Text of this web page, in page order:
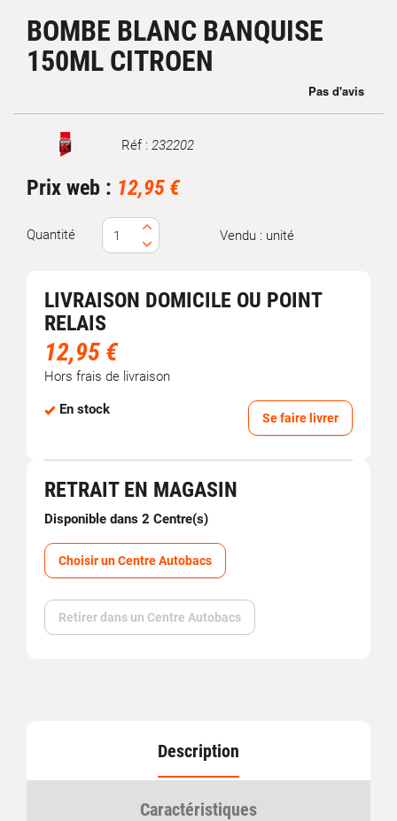
BOMBE BLANC BANQUISE
150ML CITROEN
Marque Réf : 232202
Prix web : 12,95 €
Quantité Vendu : unité
LIVRAISON DOMICILE OU POINT
RELAIS
12,95 €
Hors frais de livraison
En stock
Se faire livrer
RETRAIT EN MAGASIN
Disponible dans 2 Centre(s)
Choisir un Centre Autobacs
Retirer dans un Centre Autobacs
Description
Caractéristiques